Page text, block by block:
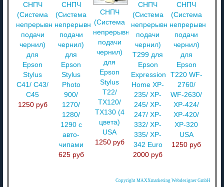
СНПЧ
(Система
непрерывной
подачи
чернил)
для
Epson
Stylus
C41/ C43/
C45
1250 руб
СНПЧ
(Система
непрерывной
подачи
чернил)
для
Epson
Stylus
Photo
900/
1270/
1280/
1290 с
авто-
чипами
625 руб
СНПЧ
(Система
непрерывной
подачи
чернил)
для
Epson
Stylus
T22/
TX120/
TX130 (4
цвета)
USA
1250 руб
СНПЧ
(Система
непрерывной
подачи
чернил)
T299 для
Epson
Expression
Home XP-
235/ XP-
245/ XP-
247/ XP-
332/ XP-
335/ XP-
342 Euro
2000 руб
СНПЧ
(Система
непрерывной
подачи
чернил)
для
Epson
T220 WF-
2760/
WF-2630/
XP-424/
XP-420/
XP-320
USA
1250 руб
Copyright MAXXmarketing Webdesigner GmbH